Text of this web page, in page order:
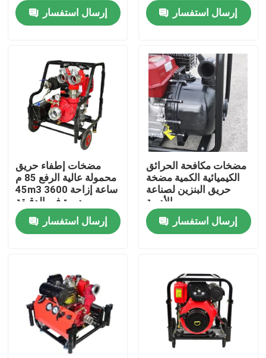
منزل
إتصال
المنتجات
مولدات لحام البنزين
مولدات لحام الديزل
مولدات اللحام المحمولة
مولد لحام العصا
لحام يحركها المحرك
إرسال استفسار
إرسال استفسار
مضخات إطفاء حريق
محمولة عالية الرفع 85 م
45m3 ساعة إزاحة 3600
دورة في الدقيقة
إرسال استفسار
مضخات مكافحة الحرائق
الكيميائية الكمية مضخة
حريق البنزين لصناعة
الأدوية
إرسال استفسار